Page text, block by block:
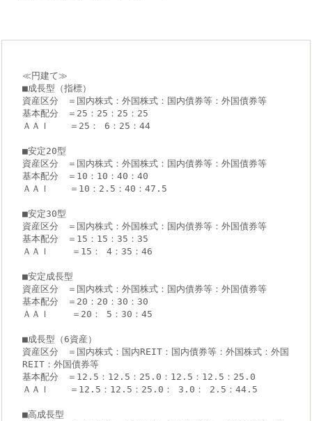
≪円建て≫
■成長型（指標）
資産区分　＝国内株式：外国株式：国内債券等：外国債券等
基本配分　＝25：25：25：25
ＡＡＩ　  ＝25： 6：25：44
■安定20型
資産区分　＝国内株式：外国株式：国内債券等：外国債券等
基本配分　＝10：10：40：40
ＡＡＩ　  ＝10：2.5：40：47.5
■安定30型
資産区分　＝国内株式：外国株式：国内債券等：外国債券等
基本配分　＝15：15：35：35
ＡＡＩ    ＝15： 4：35：46
■安定成長型
資産区分　＝国内株式：外国株式：国内債券等：外国債券等
基本配分　＝20：20：30：30
ＡＡＩ    ＝20： 5：30：45
■成長型（6資産）
資産区分　＝国内株式：国内REIT：国内債券等：外国株式：外国
REIT：外国債券等
基本配分　＝12.5：12.5：25.0：12.5：12.5：25.0
ＡＡＩ　  ＝12.5：12.5：25.0： 3.0： 2.5：44.5
■高成長型